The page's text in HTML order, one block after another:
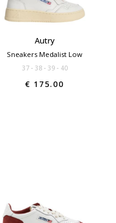
Autry
Sneakers Medalist Low
37 38 39 40
€ 175.00